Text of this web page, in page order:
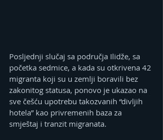
Posljednji slučaj sa područja Ilidže, sa
početka sedmice, a kada su otkrivena 42
migranta koji su u zemlji boravili bez
zakonitog statusa, ponovo je ukazao na
sve češću upotrebu takozvanih “divljih
hotela” kao privremenih baza za
smještaj i tranzit migranata.